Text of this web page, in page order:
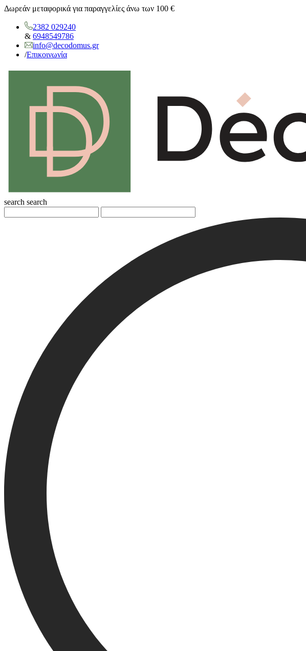
Δωρεάν μεταφορικά για παραγγελίες άνω των 100 €
2382 029240
& 6948549786
info@decodomus.gr
/Επικοινωνία
search search